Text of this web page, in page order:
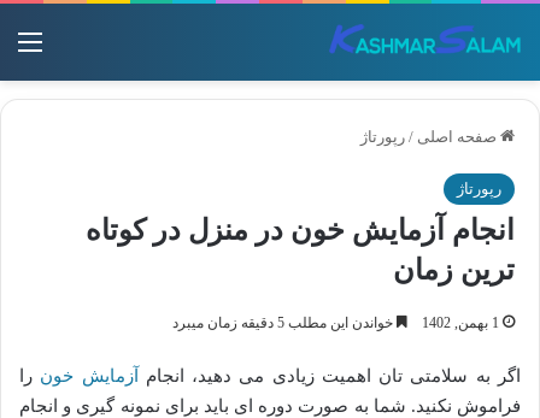
صفحه اصلی / رپورتاژ
رپورتاژ
انجام آزمایش خون در منزل در کوتاه
ترین زمان
1 بهمن, 1402 خواندن این مطلب 5 دقیقه زمان میبرد
اگر به سلامتی تان اهمیت زیادی می دهید، انجام آزمایش خون را
فراموش نکنید. شما به صورت دوره ای باید برای نمونه گیری و انجام